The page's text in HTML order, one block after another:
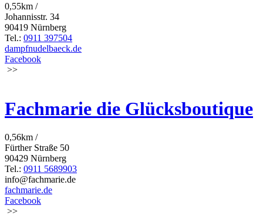
0,55km /
Johannisstr. 34
90419 Nürnberg
Tel.: 0911 397504
dampfnudelbaeck.de
Facebook
>>
Fachmarie die Glücksboutique
0,56km /
Fürther Straße 50
90429 Nürnberg
Tel.: 0911 5689903
info@fachmarie.de
fachmarie.de
Facebook
>>